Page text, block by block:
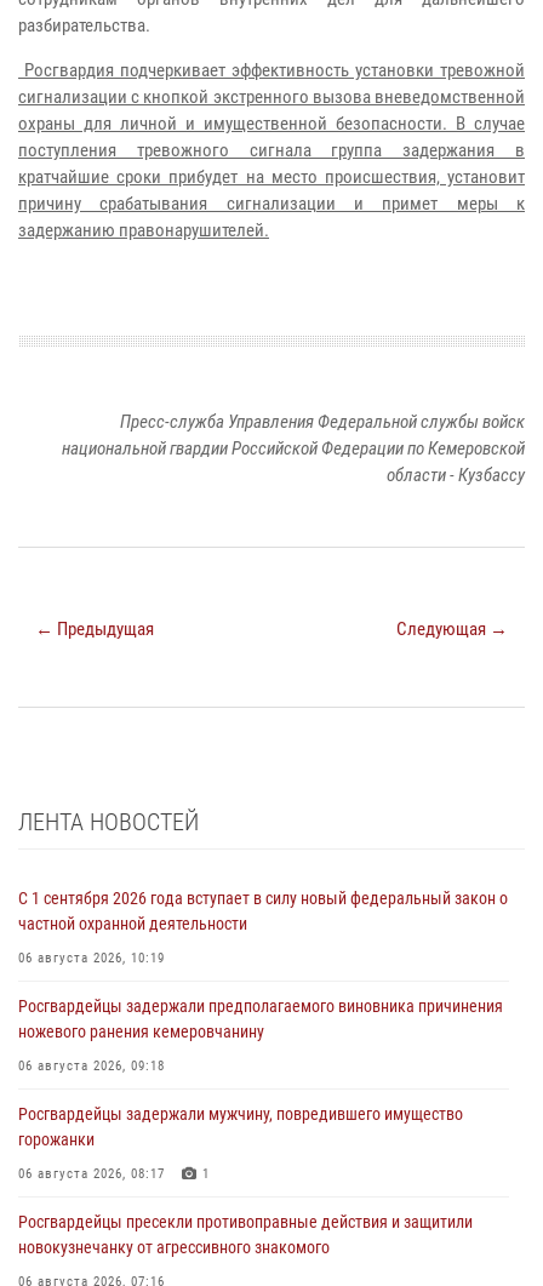
разбирательства.
Росгвардия подчеркивает эффективность установки тревожной
сигнализации с кнопкой экстренного вызова вневедомственной
охраны для личной и имущественной безопасности. В случае
поступления тревожного сигнала группа задержания в
кратчайшие сроки прибудет на место происшествия, установит
причину срабатывания сигнализации и примет меры к
задержанию правонарушителей.
Пресс-служба Управления Федеральной службы войск
национальной гвардии Российской Федерации по Кемеровской
области - Кузбассу
← Предыдущая Следующая →
ЛЕНТА НОВОСТЕЙ
С 1 сентября 2026 года вступает в силу новый федеральный закон о
частной охранной деятельности
06 августа 2026, 10:19
Росгвардейцы задержали предполагаемого виновника причинения
ножевого ранения кемеровчанину
06 августа 2026, 09:18
Росгвардейцы задержали мужчину, повредившего имущество
горожанки
06 августа 2026, 08:17 1
Росгвардейцы пресекли противоправные действия и защитили
новокузнечанку от агрессивного знакомого
06 августа 2026, 07:16